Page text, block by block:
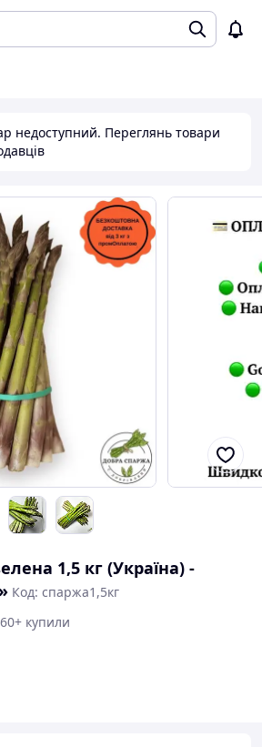
недоступний. Переглянь товари
1,5 кг (Україна) -
Код: спаржа1,5кг
купили